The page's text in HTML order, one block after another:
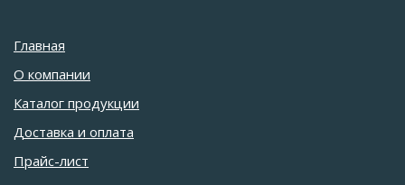
Главная
О компании
Каталог продукции
Доставка и оплата
Прайс-лист